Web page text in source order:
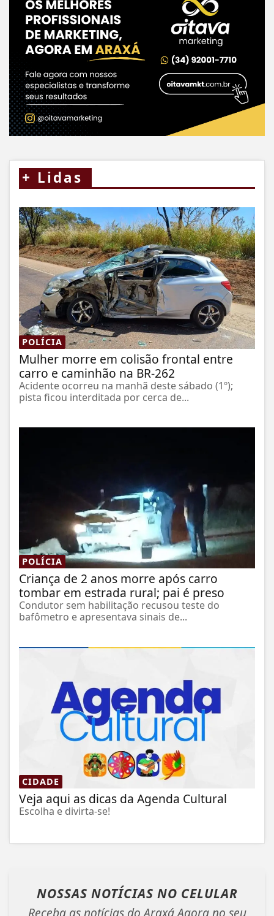
+ Lidas
POLÍCIA
Mulher morre em colisão frontal entre
carro e caminhão na BR-262
Acidente ocorreu na manhã deste sábado (1º);
pista ficou interditada por cerca de...
POLÍCIA
Criança de 2 anos morre após carro
tombar em estrada rural; pai é preso
Condutor sem habilitação recusou teste do
bafômetro e apresentava sinais de...
CIDADE
Veja aqui as dicas da Agenda Cultural
Escolha e divirta-se!
NOSSAS NOTÍCIAS NO CELULAR
Receba as notícias do Araxá Agora no seu